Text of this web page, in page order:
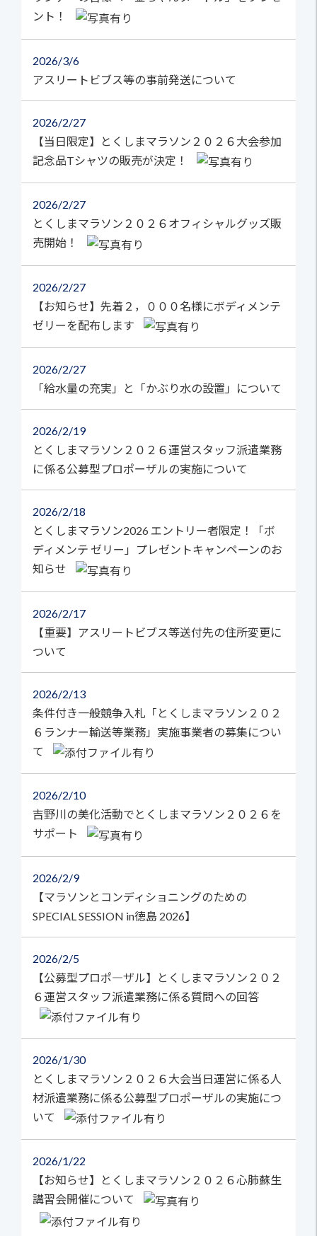
ント！
2026 3/6
アスリートビブス等の事前発送について
2026 2/27
【当日限定】とくしまマラソン２０２６大会参加
記念品Tシャツの販売が決定！
2026 2/27
とくしまマラソン２０２６オフィシャルグッズ販
売開始！
2026 2/27
【お知らせ】先着２，０００名様にボディメンテ
ゼリーを配布します
2026 2/27
「給水量の充実」と「かぶり水の設置」について
2026 2/19
とくしまマラソン２０２６運営スタッフ派遣業務
に係る公募型プロポーザルの実施について
2026 2/18
とくしまマラソン2026 エントリー者限定！「ボ
ディメンテ ゼリー」プレゼントキャンペーンのお
知らせ
2026 2/17
【重要】アスリートビブス等送付先の住所変更に
ついて
2026 2/13
条件付き一般競争入札「とくしまマラソン２０２
６ランナー輸送等業務」実施事業者の募集につい
て
2026 2/10
吉野川の美化活動でとくしまマラソン２０２６を
サポート
2026 2/9
【マラソンとコンディショニングのための
SPECIAL SESSION in徳島 2026】
2026 2/5
【公募型プロポ―ザル】とくしまマラソン２０２
６運営スタッフ派遣業務に係る質問への回答
2026 1/30
とくしまマラソン２０２６大会当日運営に係る人
材派遣業務に係る公募型プロポーザルの実施につ
いて
2026 1/22
【お知らせ】とくしまマラソン２０２６心肺蘇生
講習会開催について